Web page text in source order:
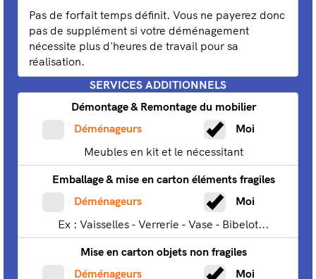
Pas de forfait temps définit. Vous ne payerez donc
pas de supplément si votre déménagement
nécessite plus d'heures de travail pour sa
réalisation.
SERVICES ADDITIONNELS
Démontage & Remontage du mobilier
Déménageurs
Moi
Meubles en kit et le nécessitant
Emballage & mise en carton éléments fragiles
Déménageurs
Moi
Ex : Vaisselles - Verrerie - Vase - Bibelot...
Mise en carton objets non fragiles
Déménageurs
Moi